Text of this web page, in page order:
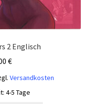
2 Englisch
€
Versandkosten
4-5 Tage